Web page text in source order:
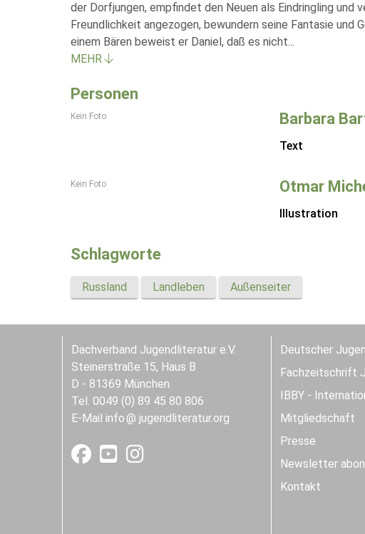
der Dorfjungen, empfindet den Neuen als Eindringling und
Freundlichkeit angezogen, bewundern seine Fantasie und
einem Bären beweist er Daniel, daß es nicht...
MEHR
Personen
Kein Foto Barbara
Text
Kein Foto Otmar
Illustration
Schlagworte
Russland Landleben Außenseiter
Dachverband Jugendliteratur e.V.
Steinerstraße 15, Haus B
D - 81369 München
Tel. 0049 (0) 89 45 80 806
E-Mail info jugendliteratur.org
Deutscher
Fachzeitschrift
IBBY -
Mitgliedschaft
Presse
Newsletter
Kontakt